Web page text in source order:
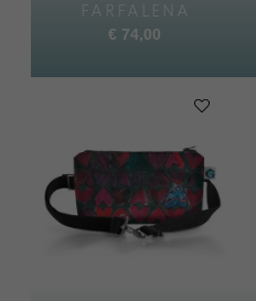
FARFALENA
€ 74,00